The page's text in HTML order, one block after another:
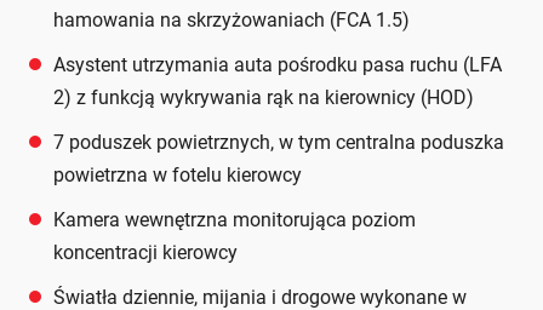
hamowania na skrzyżowaniach (FCA 1.5)
Asystent utrzymania auta pośrodku pasa ruchu (LFA
2) z funkcją wykrywania rąk na kierownicy (HOD)
7 poduszek powietrznych, w tym centralna poduszka
powietrzna w fotelu kierowcy
Kamera wewnętrzna monitorująca poziom
koncentracji kierowcy
Światła dziennie, mijania i drogowe wykonane w